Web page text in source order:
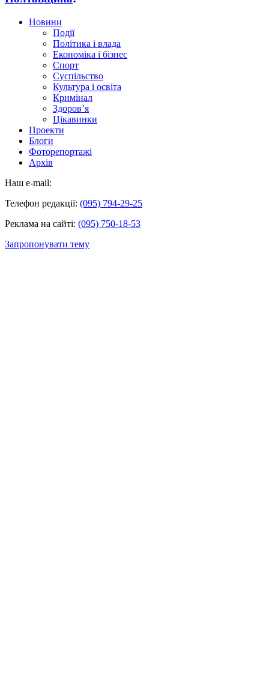
Новини
Події
Політика і влада
Економіка і бізнес
Спорт
Суспільство
Культура і освіта
Кримінал
Здоров’я
Цікавинки
Проекти
Блоги
Фоторепортажі
Архів
Наш e-mail:
Телефон редакції: (095) 794-29-25
Реклама на сайті: (095) 750-18-53
Запропонувати тему